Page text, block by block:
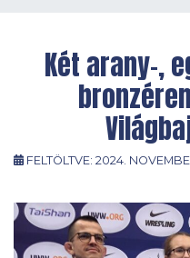
Két arany-,
FELTÖLTVE:2024.